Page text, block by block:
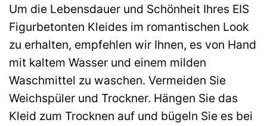
Um die Lebensdauer und Schönheit Ihres EIS
Figurbetonten Kleides im romantischen Look
zu erhalten, empfehlen wir Ihnen, es von Hand
mit kaltem Wasser und einem milden
Waschmittel zu waschen. Vermeiden Sie
Weichspüler und Trockner. Hängen Sie das
Kleid zum Trocknen auf und bügeln Sie es bei